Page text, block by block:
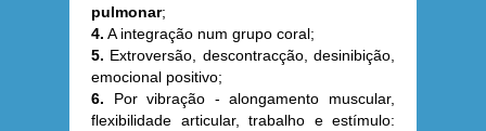
pulmonar;
4. A integração num grupo coral;
5. Extroversão, descontracção, desinibição,
emocional positivo;
6. Por vibração - alongamento muscular,
flexibilidade articular, trabalho e estímulo: